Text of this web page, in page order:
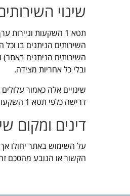
שינוי
תטא 1 השקעות
השירותים הניתנים בו
השירותים הניתנים
ובלי כל אחריות מצידה.
שינויים אלה כאמור
דרישה כלפי תטא 1 השקעות וניירות ערך בע"מ בגין ביצוע שינויים כאמור ו/או תקלות שיתרחשו אגב ביצועם.
דינים ומקום
על השימוש באתר יחולו אך
הקשור או הנובע מהסכם